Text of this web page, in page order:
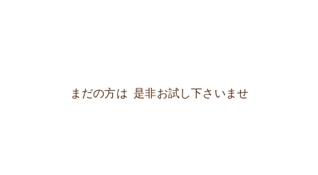
まだの方は 是非お試し下さいませ